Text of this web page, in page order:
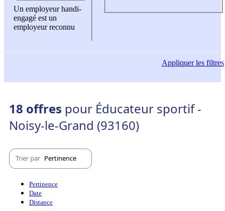
Un employeur handi-
engagé est un
employeur reconnu
Appliquerles filtres
18 offres pour Éducateur sportif -
Noisy-le-Grand (93160)
Trier par Pertinence
Pertinence
Date
Distance